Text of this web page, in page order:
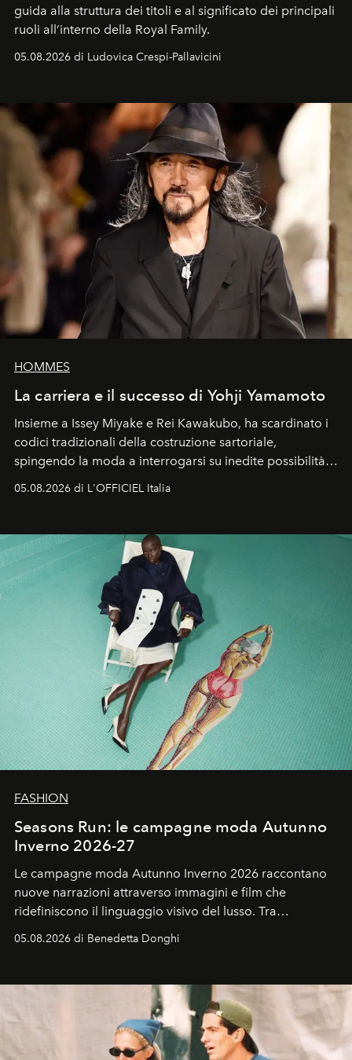
guida alla struttura dei titoli e al significato dei principali
ruoli all’interno della Royal Family.
05.08.2026 di Ludovica Crespi-Pallavicini
HOMMES
La carriera e il successo di Yohji Yamamoto
Insieme a Issey Miyake e Rei Kawakubo, ha scardinato i
codici tradizionali della costruzione sartoriale,
spingendo la moda a interrogarsi su inedite possibilità
un’impronta indelebile nella storia della moda.
05.08.2026 di L'OFFICIEL Italia
FASHION
Seasons Run: le campagne moda Autunno
Inverno 2026-27
Le campagne moda Autunno Inverno 2026 raccontano
nuove narrazioni attraverso immagini e film che
ridefiniscono il linguaggio visivo del lusso. Tra
contemporanea e storytelling d'autore, le maison
di esprimere identità, visione e desiderio.
05.08.2026 di Benedetta Donghi